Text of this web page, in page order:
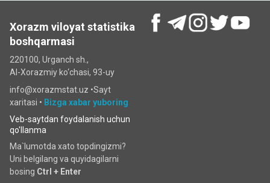
Xorazm viloyat statistika
boshqarmasi
220100, Urganch sh.,
Al-Xorazmiy ko‘chаsi, 93-uy
info@xorazmstat.uz •Sayt
xaritasi • Bizga xabar yuboring
Veb-saytdan foydalanish uchun
qo'llanma
Ma`lumotda xato topdingizmi?
Uni belgilang va quyidagilarni
bosing Ctrl + Enter